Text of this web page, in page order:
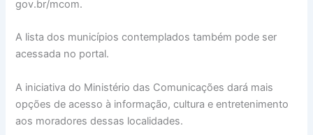
gov.br/mcom.
A lista dos municípios contemplados também pode ser
acessada no portal.
A iniciativa do Ministério das Comunicações dará mais
opções de acesso à informação, cultura e entretenimento
aos moradores dessas localidades.